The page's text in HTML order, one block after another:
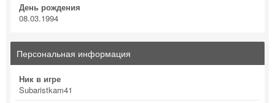
День рождения
08.03.1994
Персональная информация
Ник в игре
Subaristkam41